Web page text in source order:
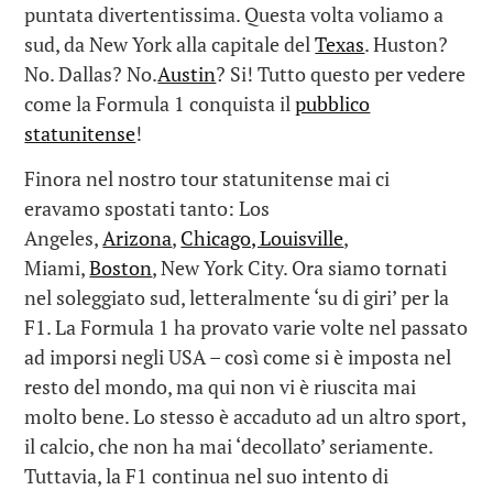
puntata divertentissima. Questa volta voliamo a
sud, da New York alla capitale delTexas. Huston?
No. Dallas? No.Austin? Si! Tutto questo per vedere
come la Formula 1 conquista ilpubblico
statunitense!
Finora nel nostro tour statunitense mai ci
eravamo spostati tanto: Los
Angeles,Arizona, Chicago, Louisville,
Miami,Boston, New York City. Ora siamo tornati
nel soleggiato sud, letteralmente ‘su di giri’ per la
F1. La Formula 1 ha provato varie volte nel passato
ad imporsi negli USA – così come si è imposta nel
resto del mondo, ma qui non vi è riuscita mai
molto bene. Lo stesso è accaduto ad un altro sport,
il calcio, che non ha mai ‘decollato’ seriamente.
Tuttavia, la F1 continua nel suo intento di